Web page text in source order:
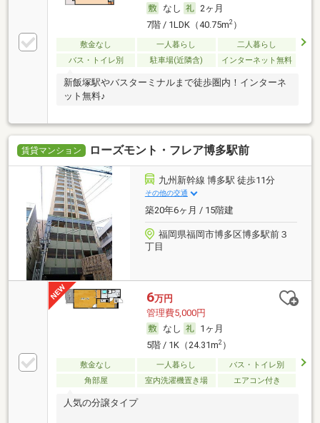
なし
2ヶ月
7階 / 1LDK（40.75m2）
敷金なし 一人暮らし
二人暮らし
バス・トイレ別
駐車場(近隣含) インターネット無料
新飯塚駅やバスターミナルまで徒歩圏内！インターネ
ット無料♪
賃貸マンション ローズモント・フレア博多駅前
九州新幹線 博多駅 徒歩11分
その他の交通
築20年6ヶ月 / 15階建
福岡県福岡市博多区博多駅前３
丁目
6万円
管理費5,000円
なし
1ヶ月
5階 / 1K（24.31m2）
敷金なし 一人暮らし
バス・トイレ別
角部屋
室内洗濯機置き場 エアコン付き
人気の分譲タイプ